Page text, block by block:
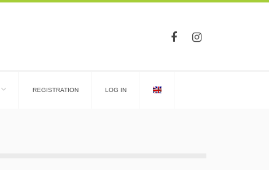
REGISTRATION LOG IN EN